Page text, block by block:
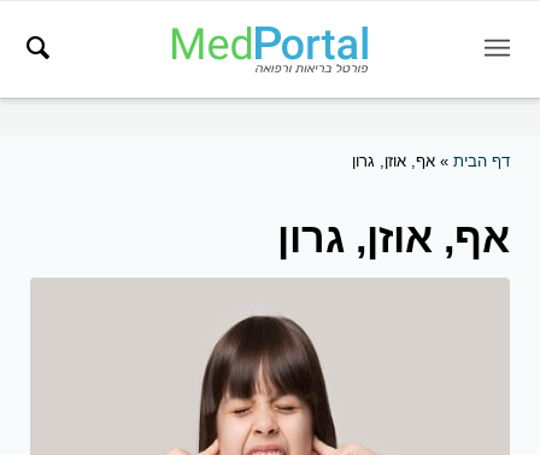
דף הבית» אף, אוזן, גרון
אף, אוזן, גרון